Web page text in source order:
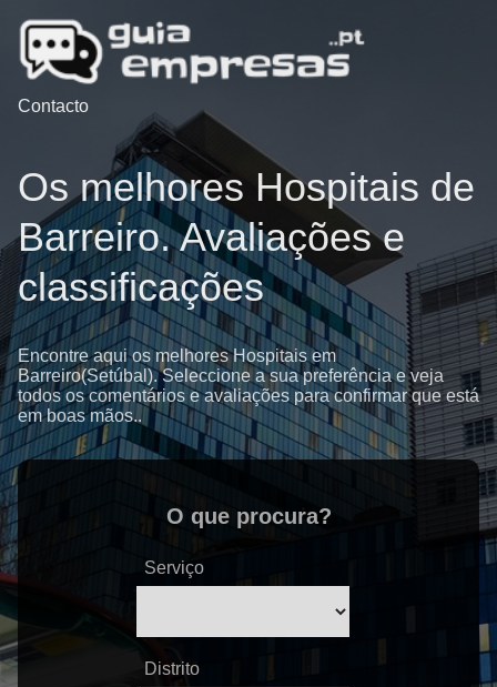
Contacto
Os melhores Hospitais de
Barreiro. Avaliações e
classificações
Encontre aqui os melhores Hospitais em
Barreiro(Setúbal). Seleccione a sua preferência e veja
todos os comentários e avaliações para confirmar que está
em boas mãos..
O que procura?
Serviço
Distrito